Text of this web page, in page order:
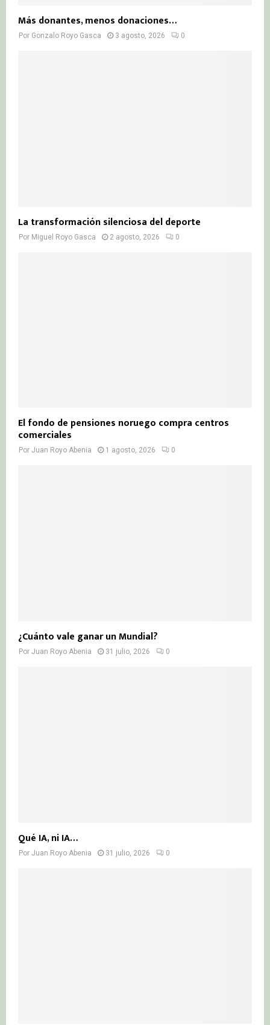
Más donantes, menos donaciones…
Por Gonzalo Royo Gasca 3 agosto, 2026 0
La transformación silenciosa del deporte
Por Miguel Royo Gasca 2 agosto, 2026 0
El fondo de pensiones noruego compra centros
comerciales
Por Juan Royo Abenia 1 agosto, 2026 0
¿Cuánto vale ganar un Mundial?
Por Juan Royo Abenia 31 julio, 2026 0
Qué IA, ni IA…
Por Juan Royo Abenia 31 julio, 2026 0